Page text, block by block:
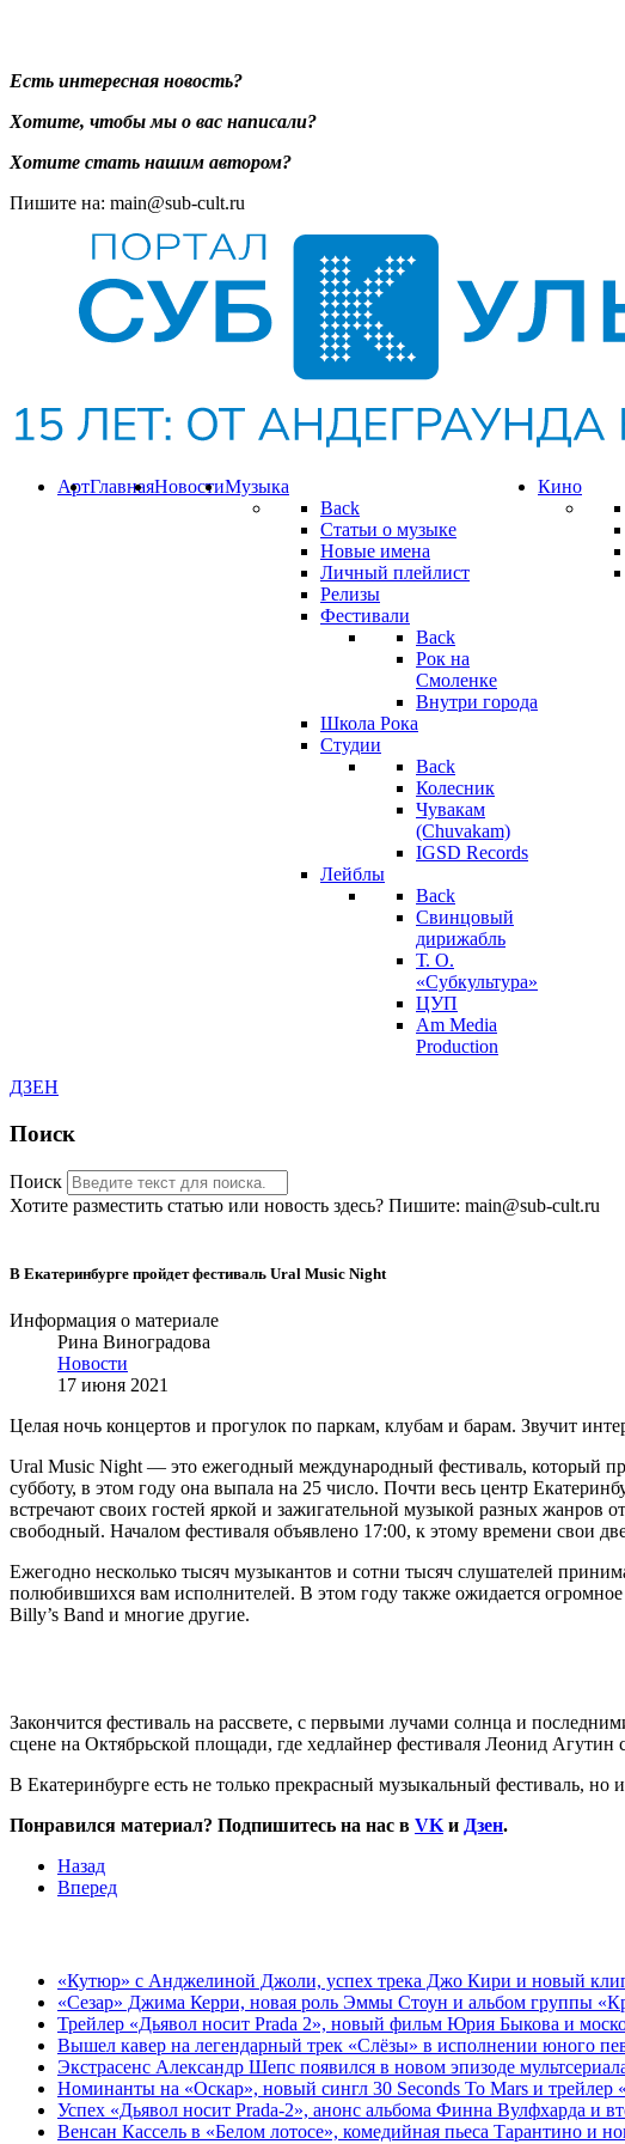
Есть интересная новость?
Хотите, чтобы мы о вас написали?
Хотите стать нашим автором?
Пишите на: main@sub-cult.ru
Музыка
Back
Статьи о музыке
Новые имена
Личный плейлист
Релизы
Фестивали
Back
Рок на
Смоленке
Внутри города
Школа Рока
Студии
Back
Колесник
Чувакам
(Chuvakam)
IGSD Records
Лейблы
Back
Свинцовый
дирижабль
Т. О.
«Субкультура»
ЦУП
Am Media
Production
Кино
Новости
Главная
Арт
ДЗЕН
Поиск
Поиск
Хотите разместить статью или новость здесь? Пишите: main@sub-cult.ru
В Екатеринбурге пройдет фестиваль Ural Music Night
Информация о материале
Рина Виноградова
Новости
17 июня 2021
Целая ночь концертов и прогулок по паркам, клубам и барам. Звучит
Ural Music Night — это ежегодный международный фестиваль, который
субботу, в этом году она выпала на 25 число. Почти весь центр
встречают своих гостей яркой и зажигательной музыкой разных жанров
свободный. Началом фестиваля объявлено 17:00, к этому времени свои
Ежегодно несколько тысяч музыкантов и сотни тысяч слушателей
полюбившихся вам исполнителей. В этом году также ожидается
Billy’s Band и многие другие.
Закончится фестиваль на рассвете, с первыми лучами солнца и
сцене на Октябрьской площади, где хедлайнер фестиваля Леонид
В Екатеринбурге есть не только прекрасный музыкальный фестиваль, но
Понравился материал? Подпишитесь на нас в VK и Дзен.
Назад
Вперед
«Кутюр» с Анджелиной Джоли, успех трека Джо Кири и новый
«Сезар» Джима Керри, новая роль Эммы Стоун и альбом группы
Трейлер «Дьявол носит Prada 2», новый фильм Юрия Быкова и
Вышел кавер на легендарный трек «Слёзы» в исполнении юного
Экстрасенс Александр Шепс появился в новом эпизоде
Номинанты на «Оскар», новый сингл 30 Seconds To Mars и трейлер
Успех «Дьявол носит Prada-2», анонс альбома Финна Вулфхарда и
Венсан Кассель в «Белом лотосе», комедийная пьеса Тарантино и